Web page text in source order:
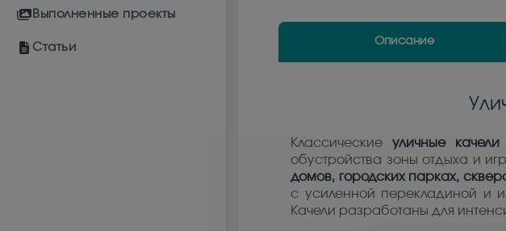
Выполненные проекты
Статьи Описание
Классические уличные качели
обустройства зоны отдыха и
домов, городских парках,
с усиленной перекладиной и
Качели разработаны для